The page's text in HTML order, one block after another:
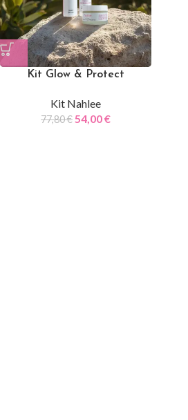
Kit Glow & Protect
Kit Nahlee
77,80€54,00€